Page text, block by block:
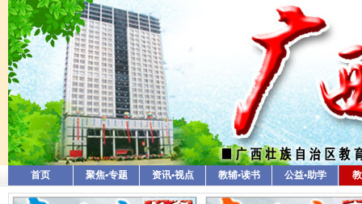
首页 聚焦•专题 资讯•视点 教辅•读书 公益•助学